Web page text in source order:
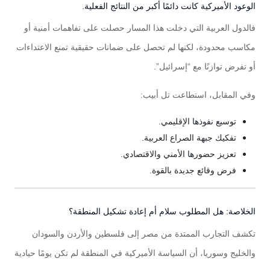
الوعود الأميركية كانت دائمًا أكبر من النتائج الفعلية.
فالدول العربية التي دخلت هذا المسار حصلت على تفاهمات أمنية أو
مكاسب محدودة، لكنها لم تحصل على ضمانات حقيقية تمنع الاعتداءات
أو تفرض توازنًا مع “إسرائيل”.
وفي المقابل، استطاعت تل أبيب:
توسيع نفوذها الإقليمي.
تفكيك جبهة الصراع العربية.
تعزيز حضورها الأمني والاقتصادي.
فرض وقائع جديدة بالقوة.
الخلاصة: هل المطلوب سلام أم إعادة تشكيل المنطقة؟
تكشف التجارب الممتدة من مصر إلى فلسطين والأردن والسودان
والخليج وسوريا، أن السياسة الأميركية في المنطقة لم تكن يومًا حيادية